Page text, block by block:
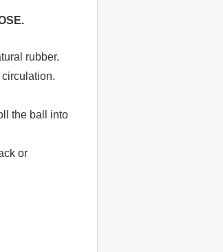
rubber.
the ball into
or